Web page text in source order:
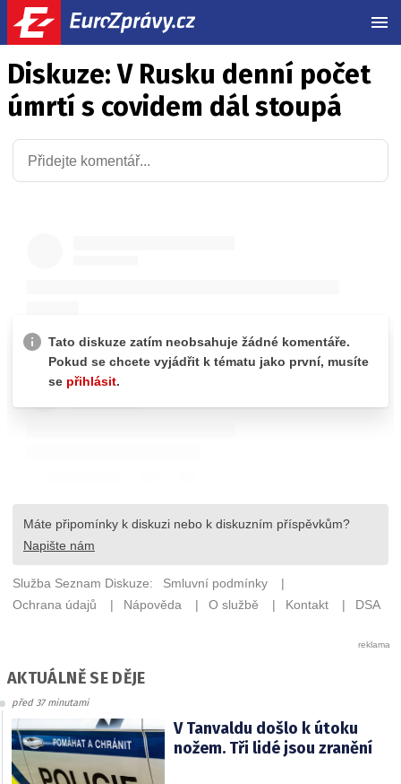
Diskuze: V Rusku denní počet
úmrtí s covidem dál stoupá
AKTUÁLNĚ SE DĚJE
před 37 minutami
V Tanvaldu došlo k útoku
nožem. Tři lidé jsou zranění